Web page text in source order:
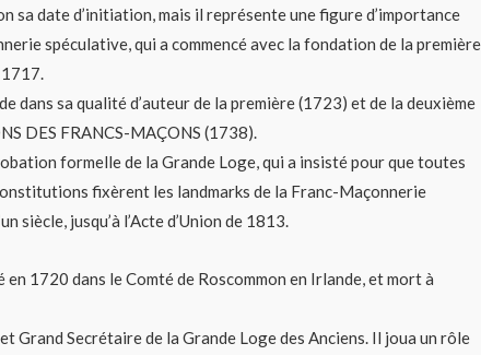
sa date d’initiation, mais il représente une figure d’importance
spéculative, qui a commencé avec la fondation de la première
dans sa qualité d’auteur de la première (1723) et de la deuxième
DES FRANCS-MAÇONS (1738).
formelle de la Grande Loge, qui a insisté pour que toutes
fixèrent les landmarks de la Franc-Maçonnerie
siècle, jusqu’à l’Acte d’Union de 1813.
1720 dans le Comté de Roscommon en Irlande, et mort à
Grand Secrétaire de la Grande Loge des Anciens. Il joua un rôle